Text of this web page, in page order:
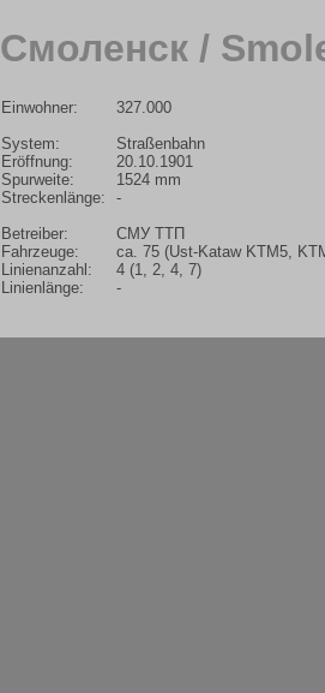
Смоленск /
Einwohner:
System:
Eröffnung:
Spurweite:
Streckenlänge:
Betreiber:
Fahrzeuge:
Linienanzahl:
Linienlänge:
327.000
Straßenbahn
20.10.1901
1524 mm
-
СМУ ТТП
ca. 75 (Ust-Kataw KTM5,
4 (1, 2, 4, 7)
-